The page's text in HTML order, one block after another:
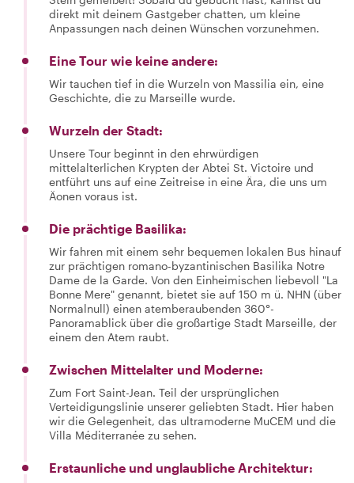
direkt mit deinem Gastgeber chatten, um kleine
Anpassungen nach deinen Wünschen vorzunehmen.
Eine Tour wie keine andere:
Wir tauchen tief in die Wurzeln von Massilia ein, eine
Geschichte, die zu Marseille wurde.
Wurzeln der Stadt:
Unsere Tour beginnt in den ehrwürdigen
mittelalterlichen Krypten der Abtei St. Victoire und
entführt uns auf eine Zeitreise in eine Ära, die uns um
Äonen voraus ist.
Die prächtige Basilika:
Wir fahren mit einem sehr bequemen lokalen Bus hinauf
zur prächtigen romano-byzantinischen Basilika Notre
Dame de la Garde. Von den Einheimischen liebevoll "La
Bonne Mere" genannt, bietet sie auf 150 m ü. NHN (über
Normalnull) einen atemberaubenden 360°-
Panoramablick über die großartige Stadt Marseille, der
einem den Atem raubt.
Zwischen Mittelalter und Moderne:
Zum Fort Saint-Jean. Teil der ursprünglichen
Verteidigungslinie unserer geliebten Stadt. Hier haben
wir die Gelegenheit, das ultramoderne MuCEM und die
Villa Méditerranée zu sehen.
Erstaunliche und unglaubliche Architektur: